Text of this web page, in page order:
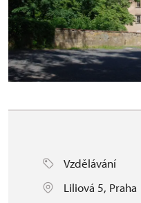
Vzdělávání
Liliová 5, Praha